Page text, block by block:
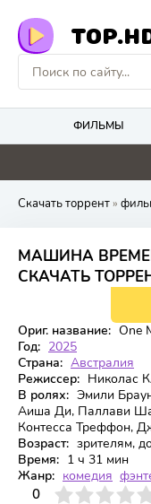
ФИЛЬМЫ
5.9 0
Скачать торрент»
МАШИНА
СКАЧАТЬ
Ориг. название: One
Год: 2025
Страна: Австралия
Режиссер: Николас
В ролях: Эмили
Аиша Ди, Паллави
Контесса Треффон,
Возраст: зрителям,
Время: 1 ч 31 мин
Жанр: комедия
0
4 6 7 8 9